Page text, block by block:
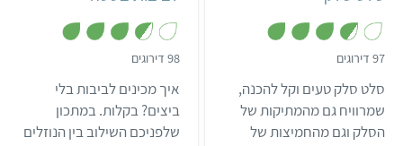
97 דירוגים
7
מ
ת
ו
סלט סלק טעים וקל להכנה,
שמרוויח גם מהמתיקות של
הסלק וגם מהחמיצות של
98 דירוגים
6
מ
ת
ו
איך מכינים לביבות בלי
ביצים? בקלות. במתכון
שלפניכם השילוב בין הנוזלים